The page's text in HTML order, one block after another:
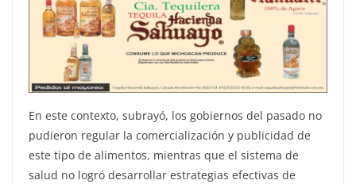
En este contexto, subrayó, los gobiernos del pasado no
pudieron regular la comercialización y publicidad de
este tipo de alimentos, mientras que el sistema de
salud no logró desarrollar estrategias efectivas de